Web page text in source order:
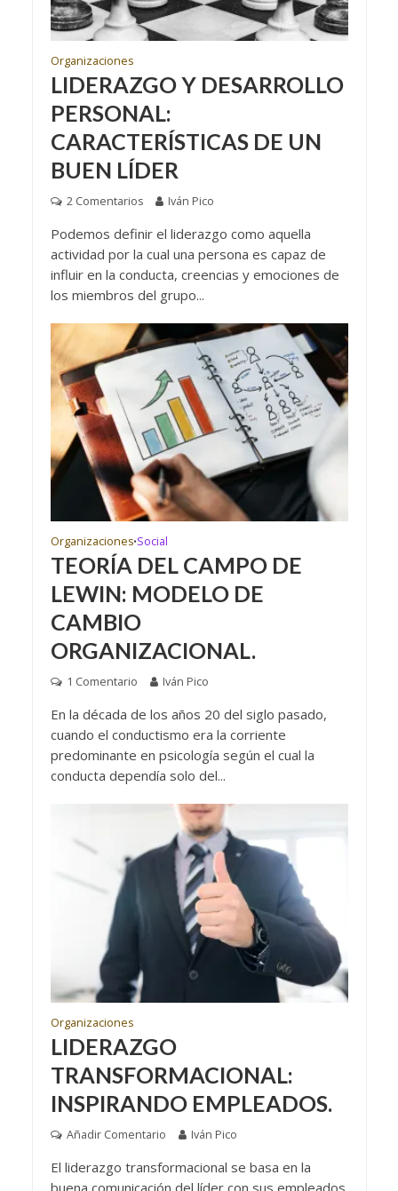
Organizaciones
LIDERAZGO Y DESARROLLO
PERSONAL:
CARACTERÍSTICAS DE UN
BUEN LÍDER
2 Comentarios Iván Pico
Podemos definir el liderazgo como aquella
actividad por la cual una persona es capaz de
influir en la conducta, creencias y emociones de
los miembros del grupo...
Organizaciones•Social
TEORÍA DEL CAMPO DE
LEWIN: MODELO DE
CAMBIO
ORGANIZACIONAL.
1 Comentario Iván Pico
En la década de los años 20 del siglo pasado,
cuando el conductismo era la corriente
predominante en psicología según el cual la
conducta dependía solo del...
Organizaciones
LIDERAZGO
TRANSFORMACIONAL:
INSPIRANDO EMPLEADOS.
Añadir Comentario Iván Pico
El liderazgo transformacional se basa en la
buena comunicación del líder con sus empleados